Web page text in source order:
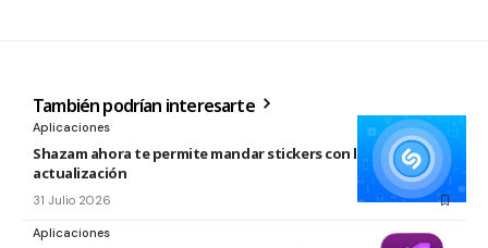
También podrían interesarte
Aplicaciones
Shazam ahora te permite mandar stickers con la nueva
actualización
31 Julio 2026
Aplicaciones